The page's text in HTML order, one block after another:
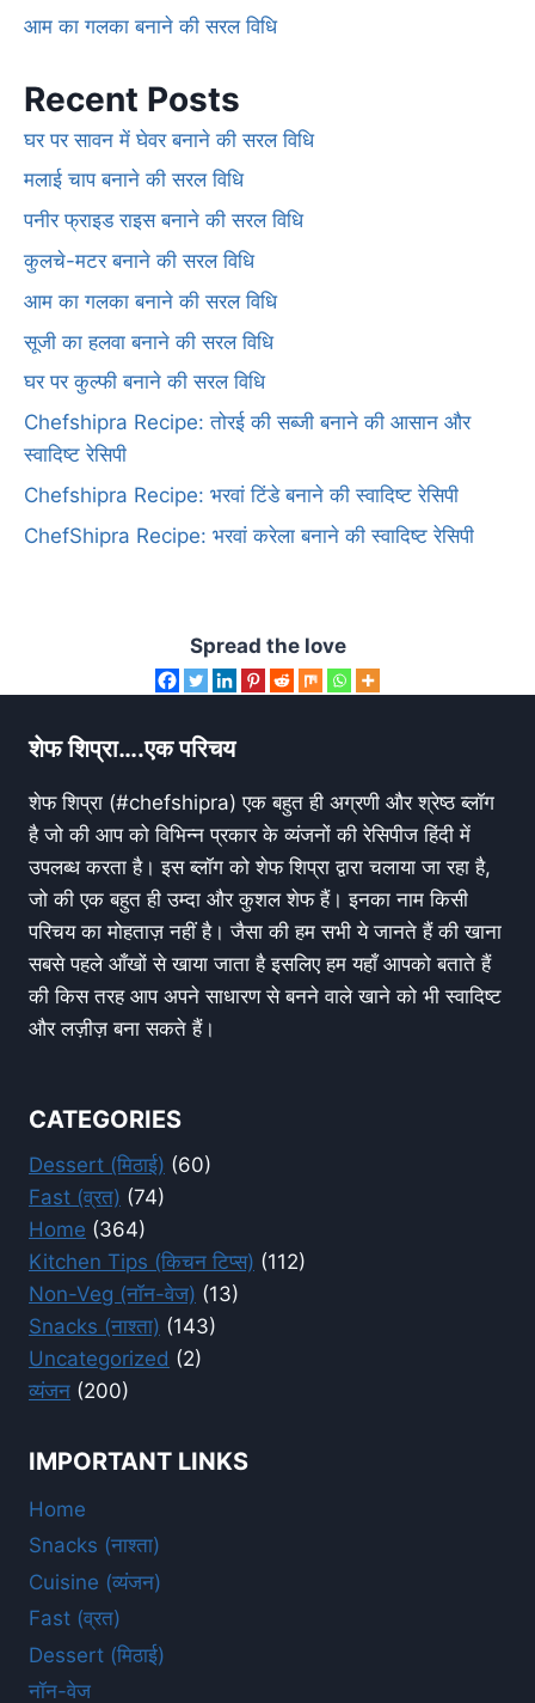
आम का गलका बनाने की सरल विधि
Recent Posts
घर पर सावन में घेवर बनाने की सरल विधि
मलाई चाप बनाने की सरल विधि
पनीर फ्राइड राइस बनाने की सरल विधि
कुलचे-मटर बनाने की सरल विधि
आम का गलका बनाने की सरल विधि
सूजी का हलवा बनाने की सरल विधि
घर पर कुल्फी बनाने की सरल विधि
Chefshipra Recipe: तोरई की सब्जी बनाने की आसान और
स्वादिष्ट रेसिपी
Chefshipra Recipe: भरवां टिंडे बनाने की स्वादिष्ट रेसिपी
ChefShipra Recipe: भरवां करेला बनाने की स्वादिष्ट रेसिपी
Spread the love
शेफ शिप्रा….एक परिचय
शेफ शिप्रा (#chefshipra) एक बहुत ही अग्रणी और श्रेष्ठ ब्लॉग
है जो की आप को विभिन्न प्रकार के व्यंजनों की रेसिपीज हिंदी में
उपलब्ध करता है। इस ब्लॉग को शेफ शिप्रा द्वारा चलाया जा रहा है,
जो की एक बहुत ही उम्दा और कुशल शेफ हैं। इनका नाम किसी
परिचय का मोहताज़ नहीं है। जैसा की हम सभी ये जानते हैं की खाना
सबसे पहले आँखों से खाया जाता है इसलिए हम यहाँ आपको बताते हैं
की किस तरह आप अपने साधारण से बनने वाले खाने को भी स्वादिष्ट
और लज़ीज़ बना सकते हैं।
CATEGORIES
Dessert (मिठाई) (60)
Fast (व्रत) (74)
Home (364)
Kitchen Tips (किचन टिप्स) (112)
Non-Veg (नॉन-वेज) (13)
Snacks (नाश्ता) (143)
Uncategorized (2)
व्यंजन (200)
IMPORTANT LINKS
Home
Snacks (नाश्ता)
Cuisine (व्यंजन)
Fast (व्रत)
Dessert (मिठाई)
नॉन-वेज